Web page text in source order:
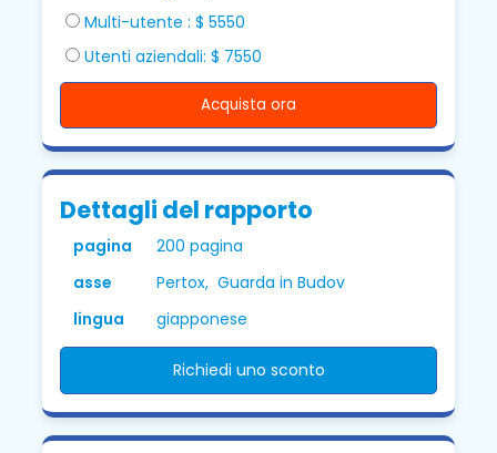
Multi-utente : $ 5550
Utenti aziendali: $ 7550
Acquista ora
Dettagli del rapporto
pagina
200 pagina
asse
Pertox, Guarda in Budov
lingua
giapponese
Richiedi uno sconto